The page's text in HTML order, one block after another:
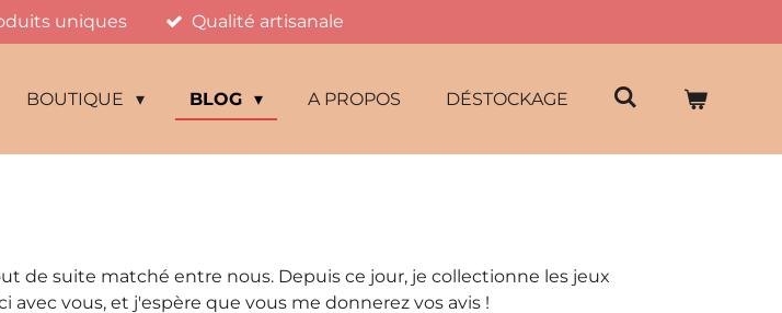
uniques Qualité artisanale
BOUTIQUE BLOG A PROPOS DÉSTOCKAGE
de suite matché entre nous. Depuis ce jour, je collectionne les jeux
vous, et j'espère que vous me donnerez vos avis !